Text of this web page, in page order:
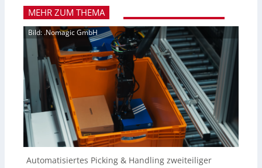
MEHR ZUM THEMA
Bild: .Nomagic GmbH
Automatisiertes Picking & Handling zweiteiliger